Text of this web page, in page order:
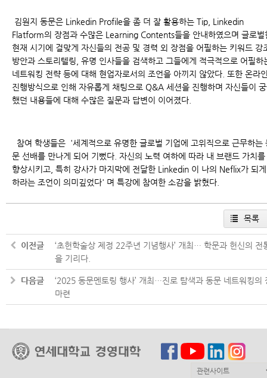
김원지 동문은 Linkedin Profile을 좀 더 잘 활용하는 Tip, Linkedin
Flatform의 장점과 수많은 Learning Contents들을 안내하였으며 글로벌
현재 시기에 걸맞게 자신들의 전공 및 경력 외 장점을 어필하는 키워드 강
방안과 스토리텔링, 유명 인사들을 검색하고 그들에게 적극적으로 어필하
네트워킹 전략 등에 대해 현업자로서의 조언을 아끼지 않았다. 또한 온라
진행방식으로 인해 자유롭게 채팅으로 Q&A 세션을 진행하며 자신들이
했던 내용들에 대해 수많은 질문과 답변이 이어졌다.
참여 학생들은 '세계적으로 유명한 글로벌 기업에 고위직으로 근무하는
문 선배를 만나게 되어 기뻤다. 자신의 노력 여하에 따라 내 브랜드 가치를
향상시키고, 특히 강사가 마지막에 전달한 Linkedin 이 나의 Neflix가 되게
하라는 조언이 의미깊었다' 며 특강에 참여한 소감을 밝혔다.
목록
이전글
‘초헌학술상 제정 22주년 기념행사’ 개최… 학문과 헌신의 전
을 기리다.
다음글
‘2025 동문멘토링 행사’ 개최…진로 탐색과 동문 네트워킹의
마련